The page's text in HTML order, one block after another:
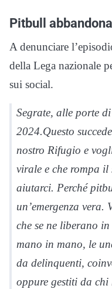
Pitbull
A denunciare
della Lega nazionale
sui social.
Segrate, alle porte
2024.Questo
nostro Rifugio e
virale e che rompa
aiutarci. Perché
un’emergenza vera.
che se ne liberano
mano in mano, le
da delinquenti,
oppure gestiti da